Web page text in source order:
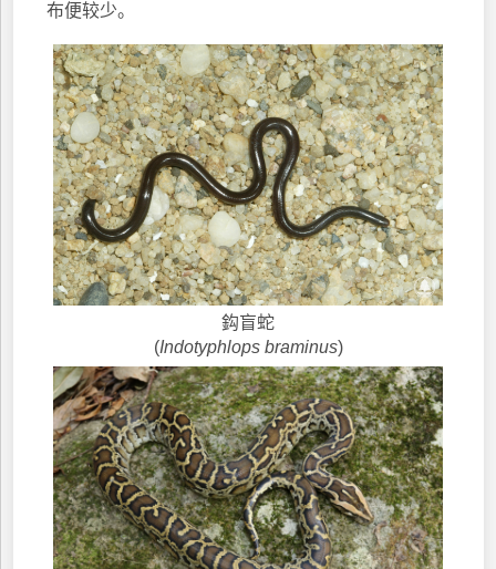
布便较少。
鈎盲蛇
(Indotyphlops braminus)